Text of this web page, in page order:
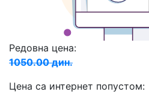
Редовна цена:
1050.00 дин.
Цена са интернет попустом: